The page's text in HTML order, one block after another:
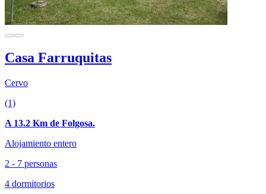
Casa Farruquitas
Cervo
(1)
A 13.2 Km de Folgosa.
Alojamiento entero
2 - 7 personas
4 dormitorios